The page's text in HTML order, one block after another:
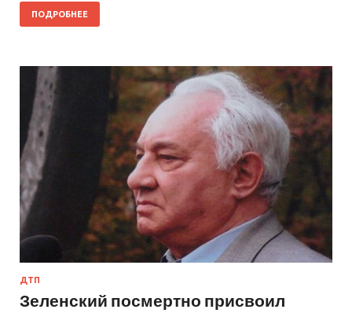
ПОДРОБНЕЕ
ДТП
Зеленский посмертно присвоил